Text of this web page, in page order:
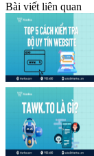
Bài viết liên quan